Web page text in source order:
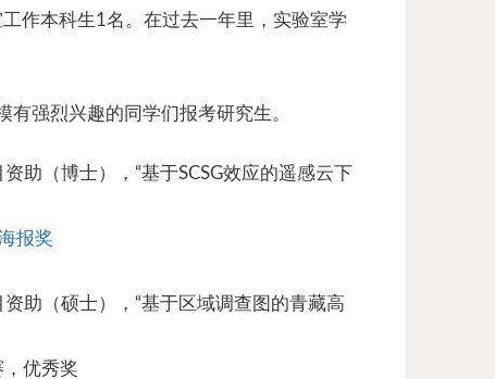
作本科生1名。在过去一年里，实验室学
强烈兴趣的同学们报考研究生。
助（博士），“基于SCSG效应的遥感云下
报奖
助（硕士），“基于区域调查图的青藏高
优秀奖